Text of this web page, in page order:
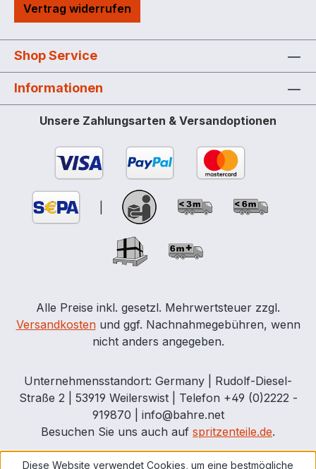
Vertrag widerrufen
Shop Service
Informationen
Unsere Zahlungsarten & Versandoptionen
Alle Preise inkl. gesetzl. Mehrwertsteuer zzgl.
Versandkostenund ggf. Nachnahmegebühren, wenn
nicht anders angegeben.
Unternehmensstandort: Germany | Rudolf-Diesel-
Straße 2 | 53919 Weilerswist | Telefon +49 (0)2222 -
919870 | info@bahre.net
Besuchen Sie uns auch auf spritzenteile.de.
Diese Website verwendet Cookies, um eine bestmögliche